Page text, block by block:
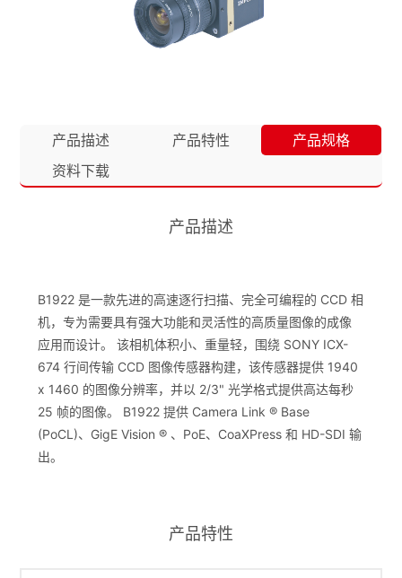
产品描述 产品特性
产品规格
资料下载
产品描述
B1922 是一款先进的高速逐行扫描、完全可编程的 CCD 相
机，专为需要具有强大功能和灵活性的高质量图像的成像
应用而设计。 该相机体积小、重量轻，围绕 SONY ICX-
674 行间传输 CCD 图像传感器构建，该传感器提供 1940
x 1460 的图像分辨率，并以 2/3" 光学格式提供高达每秒
25 帧的图像。 B1922 提供 Camera Link ® Base
(PoCL)、GigE Vision ® 、PoE、CoaXPress 和 HD-SDI 输
出。
产品特性